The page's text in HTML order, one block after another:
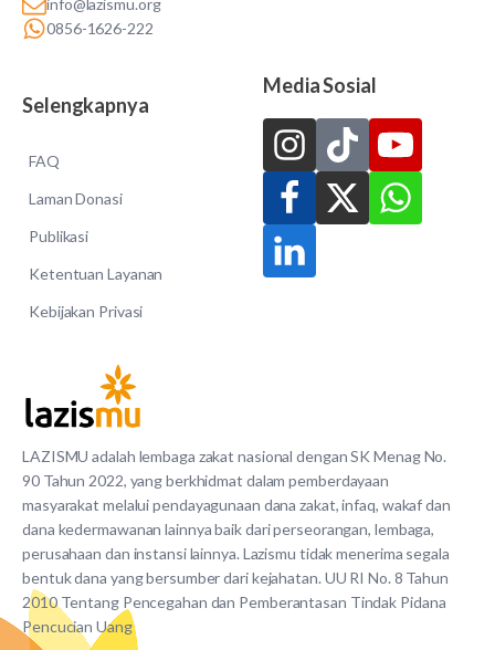
LAZISMU adalah lembaga zakat nasional dengan SK Menag No.
90 Tahun 2022, yang berkhidmat dalam pemberdayaan
masyarakat melalui pendayagunaan dana zakat, infaq, wakaf dan
dana kedermawanan lainnya baik dari perseorangan, lembaga,
perusahaan dan instansi lainnya. Lazismu tidak menerima segala
bentuk dana yang bersumber dari kejahatan. UU RI No. 8 Tahun
2010 Tentang Pencegahan dan Pemberantasan Tindak Pidana
Pencucian Uang
info@lazismu.org
0856-1626-222
Selengkapnya
FAQ
Laman Donasi
Publikasi
Ketentuan Layanan
Kebijakan Privasi
Media Sosial